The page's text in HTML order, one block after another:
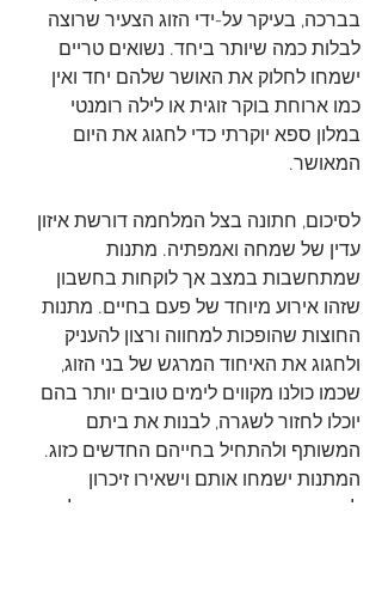
בברכה, בעיקר על-ידי הזוג הצעיר שרוצה
לבלות כמה שיותר ביחד. נשואים טריים
ישמחו לחלוק את האושר שלהם יחד ואין
כמו ארוחת בוקר זוגית או לילה רומנטי
במלון ספא יוקרתי כדי לחגוג את היום
המאושר.
לסיכום, חתונה בצל המלחמה דורשת איזון
עדין של שמחה ואמפתיה. מתנות
שמתחשבות במצב אך לוקחות בחשבון
שזהו אירוע מיוחד של פעם בחיים. מתנות
החוצות שהופכות למחווה ורצון להעניק
ולחגוג את האיחוד המרגש של בני הזוג,
שכמו כולנו מקווים לימים טובים יותר בהם
יוכלו לחזור לשגרה, לבנות את ביתם
המשותף ולהתחיל בחייהם החדשים כזוג.
המתנות ישמחו אותם וישאירו זיכרון
לחתונה המיוחדת שהתקיימה בימים לא